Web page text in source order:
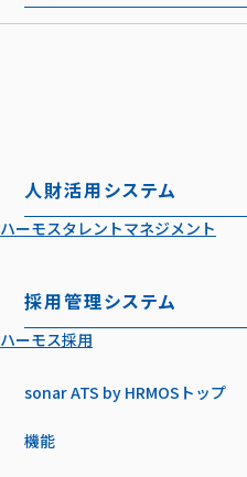
人財活用システム
ハーモスタレントマネジメント
採用管理システム
ハーモス採用
sonar ATS by HRMOS トップ
機能